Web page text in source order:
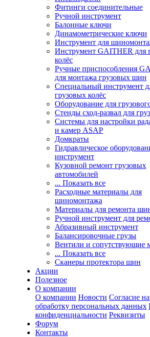
Фитинги соединительные
Ручной инструмент
Балонные ключи
Динамометрические ключи
Инструмент для
Инструмент GAITHER для
колёс
Ручные приспособления
для монтажа грузовых шин
Специальный инструмент
грузовых колёс
Оборудование для
Стенды сход-развал для
Системы для настройки
и камер ASAP
Домкраты
Гидравлическое
инструмент
Кузовной ремонт грузовых
автомобилей
... Показать все
Расходные материалы для
шиномонтажа
Материалы для ремонта
Ручной инструмент для
Абразивный инструмент
Балансировочные грузы
Вентили и сопутствующие
... Показать все
Сканеры протектора шин
Акции
Полезное
О компании
О компании Новости Согласие на
обработку персональных данных
конфиденциальности Реквизиты
Форум
Контакты